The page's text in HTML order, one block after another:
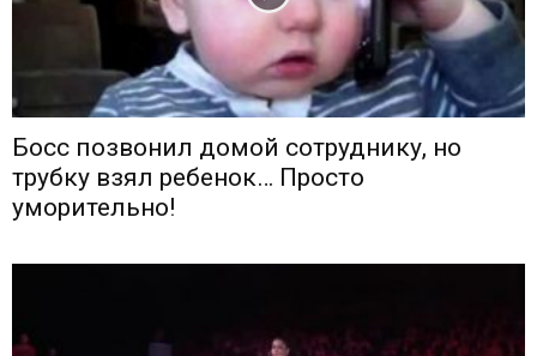
Босс позвонил домой сотруднику, но
трубку взял ребенок… Просто
уморительно!